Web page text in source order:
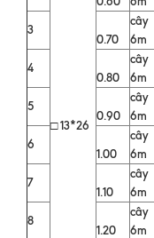
□ 13*26
3
0.70
cây
6m
4
0.80
cây
6m
5
0.90
cây
6m
6
1.00
cây
6m
7
1.10
cây
6m
8
1.20
cây
6m